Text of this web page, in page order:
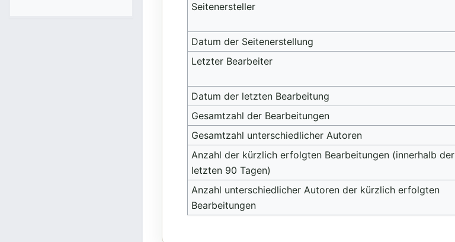
Seitenersteller
Datum der Seitenerstellung
Letzter Bearbeiter
Datum der letzten Bearbeitung
Gesamtzahl der Bearbeitungen
Gesamtzahl unterschiedlicher Autoren
Anzahl der kürzlich erfolgten Bearbeitungen (innerhalb der
letzten 90 Tagen)
Anzahl unterschiedlicher Autoren der kürzlich erfolgten
Bearbeitungen